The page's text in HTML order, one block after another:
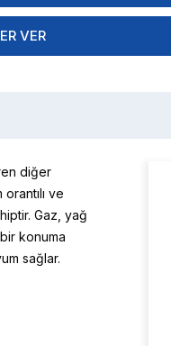
VER
diğer
ve
Gaz, yağ
konuma
sağlar.